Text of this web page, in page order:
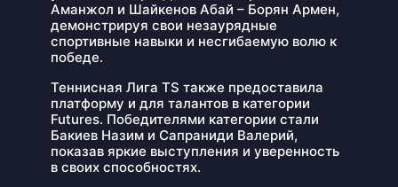
Аманжол и Шайкенов Абай – Борян Армен,
демонстрируя свои незаурядные
спортивные навыки и несгибаемую волю к
победе.
Теннисная Лига TS также предоставила
платформу и для талантов в категории
Futures. Победителями категории стали
Бакиев Назим и Сапраниди Валерий,
показав яркие выступления и уверенность
в своих способностях.